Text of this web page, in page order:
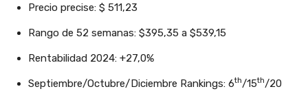
Precio precise: $ 511,23
Rango de 52 semanas: $395,35 a $539,15
Rentabilidad 2024: +27,0%
Septiembre/Octubre/Diciembre Rankings: 6th/15th/20